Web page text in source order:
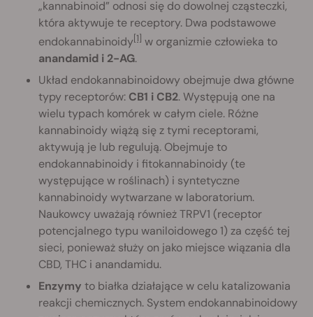
„kannabinoid” odnosi się do dowolnej cząsteczki,
która aktywuje te receptory. Dwa podstawowe
endokannabinoidy[1] w organizmie człowieka to
anandamid i 2-AG.
Układ endokannabinoidowy obejmuje dwa główne
typy receptorów: CB1 i CB2. Występują one na
wielu typach komórek w całym ciele. Różne
kannabinoidy wiążą się z tymi receptorami,
aktywują je lub regulują. Obejmuje to
endokannabinoidy i fitokannabinoidy (te
występujące w roślinach) i syntetyczne
kannabinoidy wytwarzane w laboratorium.
Naukowcy uważają również TRPV1 (receptor
potencjalnego typu waniloidowego 1) za część tej
sieci, ponieważ służy on jako miejsce wiązania dla
CBD, THC i anandamidu.
Enzymy to białka działające w celu katalizowania
reakcji chemicznych. System endokannabinoidowy